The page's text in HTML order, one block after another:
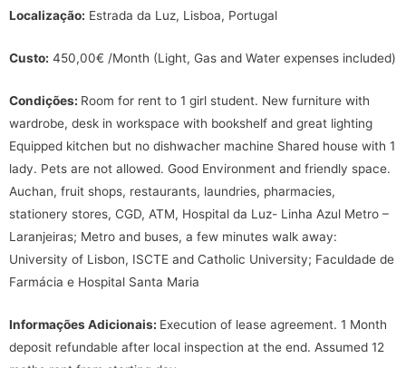
Localização: Estrada da Luz, Lisboa, Portugal
Custo: 450,00€ /Month (Light, Gas and Water expenses included)
Condições: Room for rent to 1 girl student. New furniture with
wardrobe, desk in workspace with bookshelf and great lighting
Equipped kitchen but no dishwacher machine Shared house with 1
lady. Pets are not allowed. Good Environment and friendly space.
Auchan, fruit shops, restaurants, laundries, pharmacies,
stationery stores, CGD, ATM, Hospital da Luz- Linha Azul Metro –
Laranjeiras; Metro and buses, a few minutes walk away:
University of Lisbon, ISCTE and Catholic University; Faculdade de
Farmácia e Hospital Santa Maria
Informações Adicionais: Execution of lease agreement. 1 Month
deposit refundable after local inspection at the end. Assumed 12